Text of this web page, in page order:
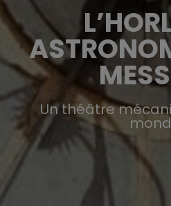
Un théâtre